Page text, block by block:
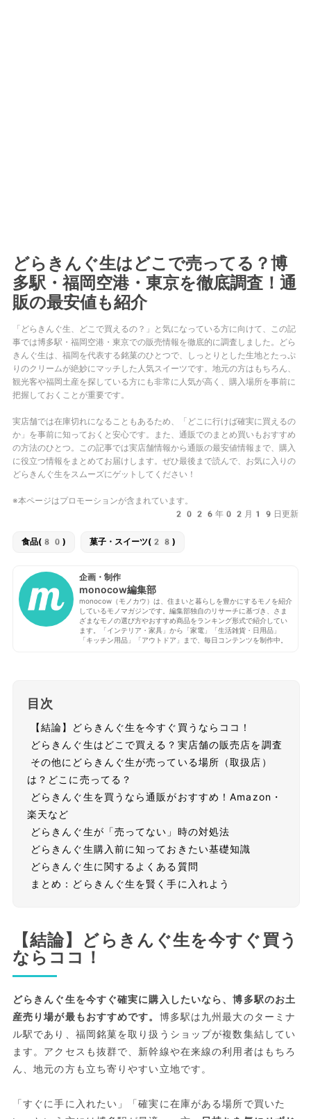
どらきんぐ生はどこで売ってる？博
多駅・福岡空港・東京を徹底調査！通
販の最安値も紹介
「どらきんぐ生、どこで買えるの？」と気になっている方に向けて、この記
事では博多駅・福岡空港・東京での販売情報を徹底的に調査しました。どら
きんぐ生は、福岡を代表する銘菓のひとつで、しっとりとした生地とたっぷ
りのクリームが絶妙にマッチした人気スイーツです。地元の方はもちろん、
観光客や福岡土産を探している方にも非常に人気が高く、購入場所を事前に
把握しておくことが重要です。
実店舗では在庫切れになることもあるため、
「どこに行けば確実に買えるの
か」 を事前に知っておくと安心です。また、通販でのまとめ買いもおすすめ
の方法のひとつ。この記事では実店舗情報から通販の最安値情報まで、購入
に役立つ情報をまとめてお届けします。ぜひ最後まで読んで、お気に入りの
どらきんぐ生をスムーズにゲットしてください！
※本ページはプロモーションが含まれています。
2026年02月19日更新
食品(80) 菓子・スイーツ(28)
企画・制作
monocow編集部
monocow（モノカウ）は、住まいと暮らしを豊かにするモノを紹介
しているモノマガジンです。編集部独自のリサーチに基づき、さま
ざまなモノの選び方やおすすめ商品をランキング形式で紹介してい
ます。「インテリア・家具」から「家電」「生活雑貨・日用品」
「キッチン用品」「アウトドア」まで、毎日コンテンツを制作中。
目次
【結論】どらきんぐ生を今すぐ買うならココ！
どらきんぐ生はどこで買える？実店舗の販売店を調査
その他にどらきんぐ生が売っている場所（取扱店）
は？どこに売ってる？
どらきんぐ生を買うなら通販がおすすめ！Amazon・
楽天など
どらきんぐ生が「売ってない」時の対処法
どらきんぐ生購入前に知っておきたい基礎知識
どらきんぐ生に関するよくある質問
まとめ：どらきんぐ生を賢く手に入れよう
【結論】どらきんぐ生を今すぐ買う
ならココ！
どらきんぐ生を今すぐ確実に購入したいなら、博多駅のお土
産売り場が最もおすすめです。 博多駅は九州最大のターミナ
ル駅であり、福岡銘菓を取り扱うショップが複数集結してい
ます。アクセスも抜群で、新幹線や在来線の利用者はもちろ
ん、地元の方も立ち寄りやすい立地です。
「すぐに手に入れたい」「確実に在庫がある場所で買いた